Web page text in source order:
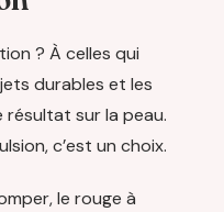
? À celles qui
durables et les
sur la peau.
c’est un choix.
le rouge à